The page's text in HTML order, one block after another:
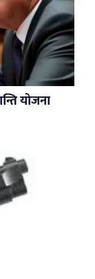
योजना